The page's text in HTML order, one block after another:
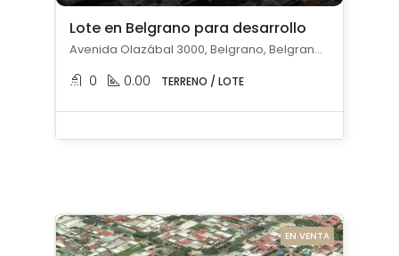
Lote en Belgrano para desarrollo
Avenida Olazábal 3000, Belgrano, Belgrano, Capital Federal
0 0.00 TERRENO / LOTE
EN VENTA